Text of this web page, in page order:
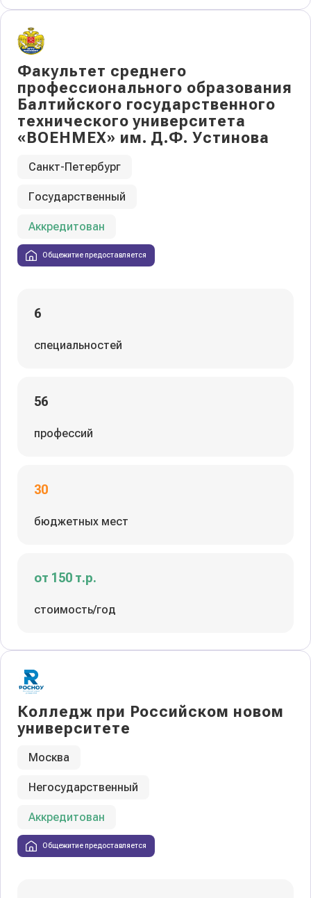
Факультет среднего
профессионального образования
Балтийского государственного
технического университета
«ВОЕНМЕХ» им. Д.Ф. Устинова
Санкт-Петербург
Государственный
Аккредитован
Общежитие предоставляется
6
специальностей
56
профессий
30
бюджетных мест
от 150 т.р.
стоимость/год
Колледж при Российском новом
университете
Москва
Негосударственный
Аккредитован
Общежитие предоставляется